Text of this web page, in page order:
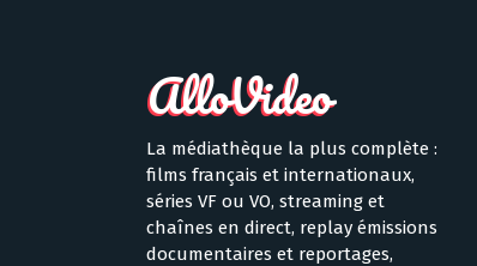
La médiathèque la plus complète :
films français et internationaux,
séries VF ou VO, streaming et
chaînes en direct, replay émissions
documentaires et reportages,